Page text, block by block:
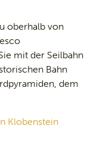
oberhalb von
mit der Seilbahn
Bahn
dem
Klobenstein